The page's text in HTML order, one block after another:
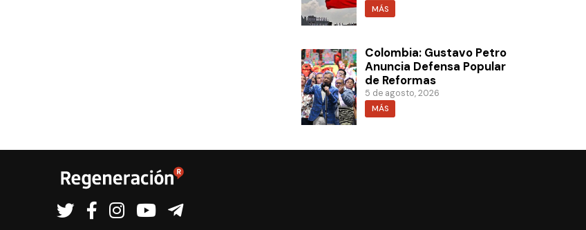
MÁS
Colombia: Gustavo Petro
Anuncia Defensa Popular
de Reformas
5 de agosto, 2026
MÁS